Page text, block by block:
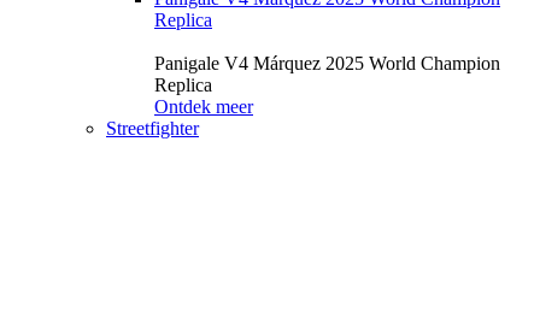
Replica
Panigale V4 Márquez 2025 World Champion
Replica
Ontdek meer
Streetfighter